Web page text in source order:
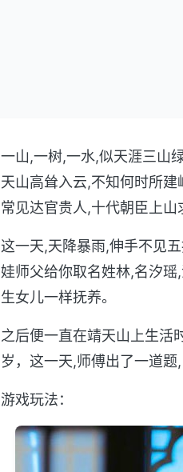
一山,一树,一水,似天涯三山
天山高耸入云,不知何时所
常见达官贵人,十代朝臣上山
这一天,天降暴雨,伸手不见
娃师父给你取名姓林,名汐
生女儿一样抚养。
之后便一直在靖天山上生活
岁，这一天,师傅出了一道
游戏玩法：